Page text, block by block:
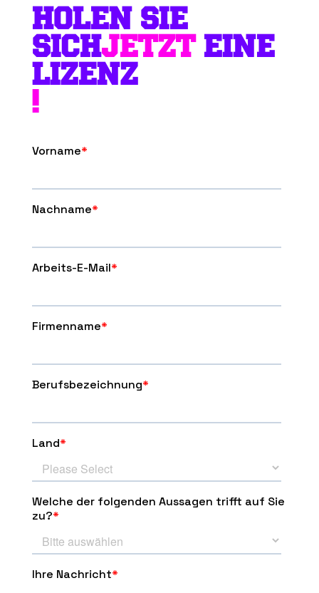
HOLEN SIE
SICHJETZTEINE
LIZENZ
!